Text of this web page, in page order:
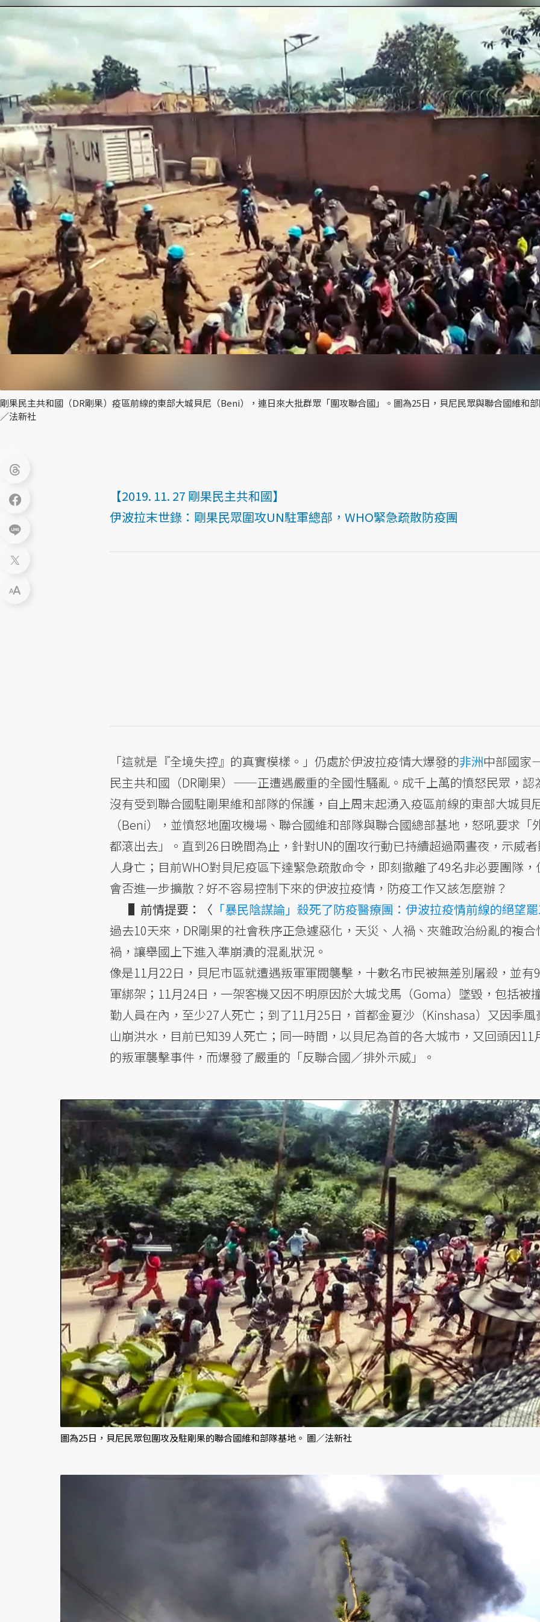
剛果民主共和國（DR剛果）疫區前線的東部大城貝尼（Beni），連日來大批群眾「圍攻聯合國」。圖為25日，貝尼民眾與聯合國維和
／法新社
【2019. 11. 27 剛果民主共和國】
伊波拉末世錄：剛果民眾圍攻UN駐軍總部，WHO緊急疏散防疫團
「這就是『全境失控』的真實模樣。」仍處於伊波拉疫情大爆發的非洲中部國
民主共和國（DR剛果）——正遭遇嚴重的全國性騷亂。成千上萬的憤怒民眾，認
沒有受到聯合國駐剛果維和部隊的保護，自上周末起湧入疫區前線的東部大城貝
（Beni），並憤怒地圍攻機場、聯合國維和部隊與聯合國總部基地，怒吼要求「
都滾出去」。直到26日晚間為止，針對UN的圍攻行動已持續超過兩晝夜，示威
人身亡；目前WHO對貝尼疫區下達緊急疏散命令，即刻撤離了49名非必要團隊，
會否進一步擴散？好不容易控制下來的伊波拉疫情，防疫工作又該怎麼辦？
▌前情提要：〈 「暴民陰謀論」殺死了防疫醫療團：伊波拉疫情前線的絕望
過去10天來，DR剛果的社會秩序正急遽惡化，天災、人禍、夾雜政治紛亂的複合
禍，讓舉國上下進入準崩潰的混亂狀況。
像是11月22日，貝尼市區就遭遇叛軍軍閥襲擊，十數名市民被無差別屠殺，並有
軍綁架；11月24日，一架客機又因不明原因於大城戈馬（Goma）墜毀，包括被
勤人員在內，至少27人死亡；到了11月25日，首都金夏沙（Kinshasa）又因季風
山崩洪水，目前已知39人死亡；同一時間，以貝尼為首的各大城市，又回頭因11
的叛軍襲擊事件，而爆發了嚴重的「反聯合國／排外示威」。
圖為25日，貝尼民眾包圍攻及駐剛果的聯合國維和部隊基地。 圖／法新社